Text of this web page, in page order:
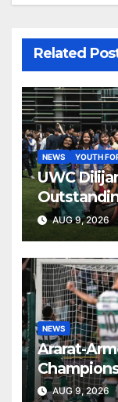
Related
NEWS YOUTH
UWC
theAUG 9, 2026
NEWS
Ararat-
Round
AUG 9, 2026